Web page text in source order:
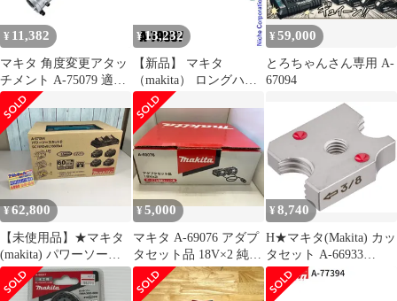
¥ 11,382
マキタ 角度変更アタッ
チメント A-75079 適合
機種MUA002GZ /
MUA251DZ
¥13,232
【新品】 マキタ
（makita） ロングハン
ドルアタッチメント A-
79837 アタッチメント
アクセサリー 部品 取り
付け 細断 作業負担軽減
¥59,000
とろちゃんさん専用 A-
67094
¥62,800
【未使用品】★マキタ
(makita) パワーソース
キット2 A-67094 アク
トツール広島
¥5,000
マキタ A-69076 アダプ
タセット品 18V×2 純正
品
¥8,740
H★マキタ(Makita) カッ
タセット A-66933
dfa2136e